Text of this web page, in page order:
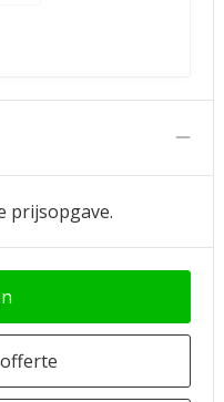
prijsopgave.